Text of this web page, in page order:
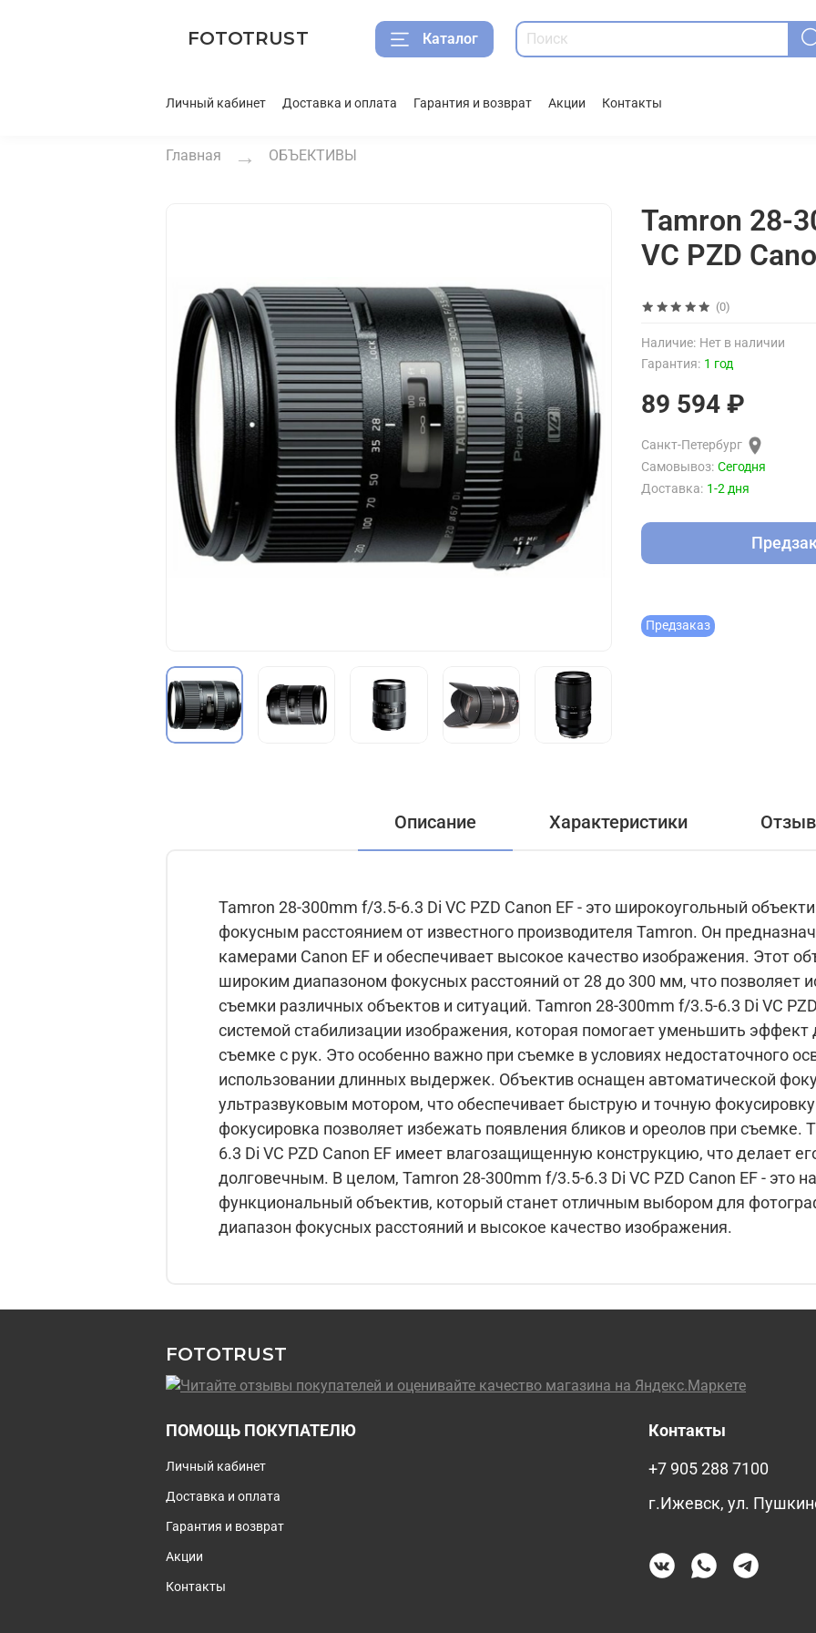
FOTOTRUST Каталог
Личный кабинет Доставка и оплата Гарантия и возврат Акции Контакты
Главная ОБЪЕКТИВЫ
(0)
Наличие: Нет в наличии
Гарантия: 1 год
Предзаказ
Tamron 28-
VC PZD
89 594 ₽
Санкт-Петербург
Самовывоз: Сегодня
Доставка: 1-2 дня
Описание Характеристики
Tamron 28-300mm f/3.5-6.3 Di VC PZD Canon EF - это широкоугольный
фокусным расстоянием от известного производителя Tamron. Он
камерами Canon EF и обеспечивает высокое качество изображения. Этот объектив обладает
широким диапазоном фокусных расстояний от 28 до 300 мм, что позволяет
съемки различных объектов и ситуаций. Tamron 28-300mm f/3.5-6.3 Di VC PZD Canon EF оснащен
системой стабилизации изображения, которая помогает уменьшить
съемке с рук. Это особенно важно при съемке в условиях недостаточного
использовании длинных выдержек. Объектив оснащен автоматической фокусировкой и
ультразвуковым мотором, что обеспечивает быструю и точную
фокусировка позволяет избежать появления бликов и ореолов при съемке. Tamron 28-300mm f/3.5-
6.3 Di VC PZD Canon EF имеет влагозащищенную конструкцию, что делает
долговечным. В целом, Tamron 28-300mm f/3.5-6.3 Di VC PZD Canon EF - это надежный и
функциональный объектив, который станет отличным выбором для
диапазон фокусных расстояний и высокое качество изображения.
FOTOTRUST
ПОМОЩЬ ПОКУПАТЕЛЮ
Личный кабинет
Доставка и оплата
Гарантия и возврат
Акции
Контакты
Контакты
+7 905 288 7100
г.Ижевск, ул.